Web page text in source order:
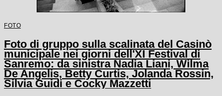
FOTO
Foto di gruppo sulla scalinata del Casinò
municipale nei giorni dell'XI Festival di
Sanremo: da sinistra Nadia Liani, Wilma
De Angelis, Betty Curtis, Jolanda Rossin,
Silvia Guidi e Cocky Mazzetti